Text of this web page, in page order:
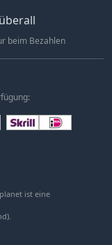
beim Bezahlen
ist eine